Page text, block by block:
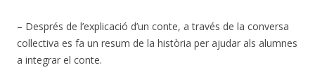
– Després de l’explicació d’un conte, a través de la conversa
collectiva es fa un resum de la història per ajudar als alumnes
a integrar el conte.